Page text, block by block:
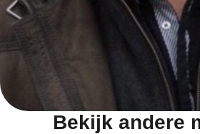
Bekijk andere